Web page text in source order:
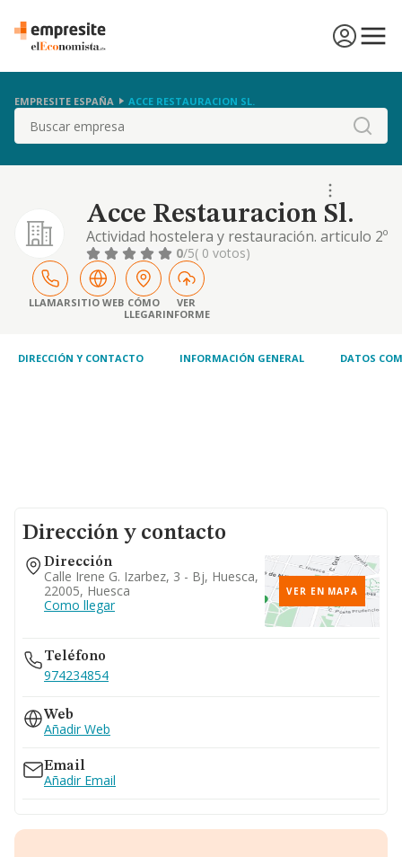
EMPRESITE ESPAÑA ACCE RESTAURACION SL.
Buscar
Acce Restauracion Sl.
Actividad hostelera y restauración. articulo 2º
bis. las actividades enumeradas en el articulo
anterior podrán ser realizadas por la
sociedad ya directamente, ya indirectamente
mediante su participación en otras
sociedades de objeto análogo o idéntico.
p
0/5( 0 votos)
LLAMARSITIO WEB CÓMO
LLEGAR
VER
INFORME
DIRECCIÓN Y CONTACTO INFORMACIÓN GENERAL DATOS
Dirección y contacto
Dirección
Calle Irene G. Izarbez, 3 - Bj, Huesca,
22005, Huesca
Como llegar
VER EN MAPA
Teléfono
974234854
Web
Añadir Web
Email
Añadir Email